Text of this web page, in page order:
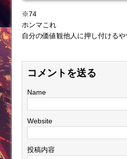
※74
ホンマこれ
自分の価値観他人に押し付けるや
コメントを送る
Name
Website
投稿内容